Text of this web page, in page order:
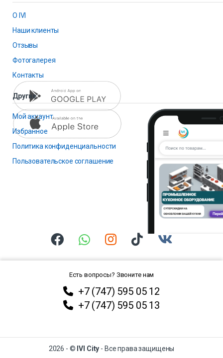
О IVI
Наши клиенты
Отзывы
Фотогалерея
Контакты
Другие
Мой аккаунт
Избранное
Политика конфиденциальности
Пользовательское соглашение
Есть вопросы? Звоните нам
+7 (747) 595 05 12
+7 (747) 595 05 13
2026 - © IVI City - Все права защищены